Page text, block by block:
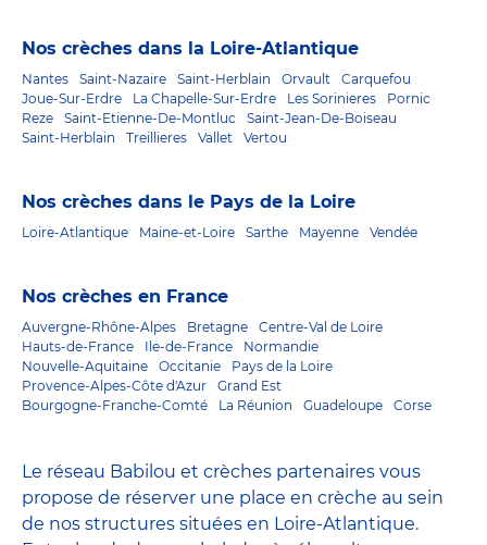
Nos crèches dans la Loire-Atlantique
Nantes Saint-Nazaire Saint-Herblain Orvault
Carquefou
Joue-Sur-Erdre
La Chapelle-Sur-Erdre Les Sorinieres
Pornic
Reze
Saint-Etienne-De-Montluc
Saint-Jean-De-Boiseau
Saint-Herblain
Treillieres Vallet Vertou
Nos crèches dans le Pays de la Loire
Loire-Atlantique Maine-et-Loire Sarthe Mayenne Vendée
Nos crèches en France
Auvergne-Rhône-Alpes Bretagne
Centre-Val de Loire
Hauts-de-France
Ile-de-France
Normandie
Nouvelle-Aquitaine
Occitanie
Pays de la Loire
Provence-Alpes-Côte d'Azur
Grand Est
Bourgogne-Franche-Comté
La Réunion Guadeloupe Corse
Le réseau Babilou et crèches partenaires vous
propose de réserver une place en crèche au sein
de nos structures situées en Loire-Atlantique.